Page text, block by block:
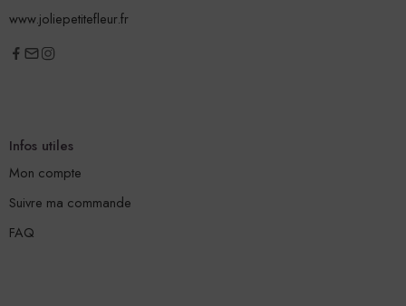
www.joliepetitefleur.fr
Infos utiles
Mon compte
Suivre ma commande
FAQ